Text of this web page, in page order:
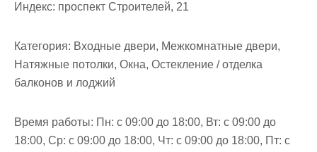
Индекс: проспект Строителей, 21
Категория: Входные двери, Межкомнатные двери,
Натяжные потолки, Окна, Остекление / отделка
балконов и лоджий
Время работы: Пн: с 09:00 до 18:00, Вт: с 09:00 до
18:00, Ср: с 09:00 до 18:00, Чт: с 09:00 до 18:00, Пт: с